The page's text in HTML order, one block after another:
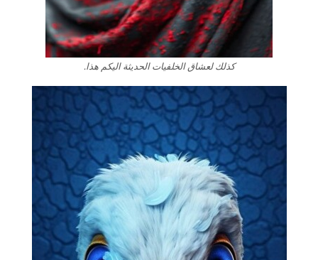
كذلك لعشاق الخلفيات الحديثة اليكم هذا.